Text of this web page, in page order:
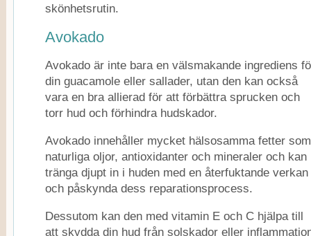
skönhetsrutin.
Avokado
Avokado är inte bara en välsmakande ingrediens
din guacamole eller sallader, utan den kan också
vara en bra allierad för att förbättra sprucken och
torr hud och förhindra hudskador.
Avokado innehåller mycket hälsosamma fetter som
naturliga oljor, antioxidanter och mineraler och kan
tränga djupt in i huden med en återfuktande verkan
och påskynda dess reparationsprocess.
Dessutom kan den med vitamin E och C hjälpa till
att skydda din hud från solskador eller